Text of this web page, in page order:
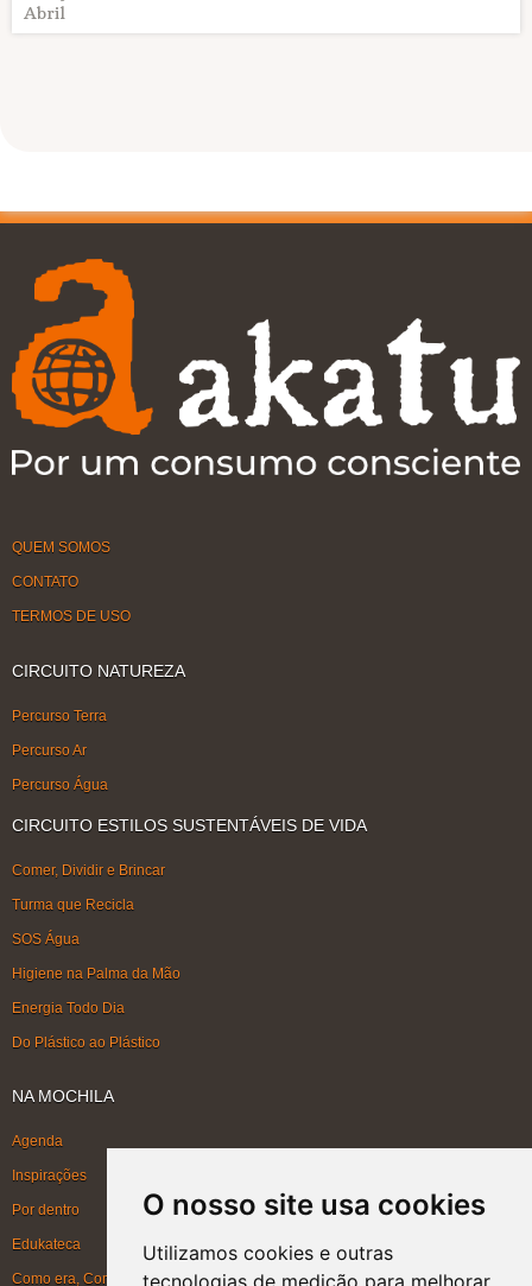
O nosso site usa cookies
Utilizamos cookies e outras
tecnologias de medição para melhorar
Abril
QUEM SOMOS
CONTATO
TERMOS DE USO
CIRCUITO NATUREZA
Percurso Terra
Percurso Ar
Percurso Água
CIRCUITO ESTILOS SUSTENTÁVEIS DE VIDA
Comer, Dividir e Brincar
Turma que Recicla
SOS Água
Higiene na Palma da Mão
Energia Todo Dia
Do Plástico ao Plástico
NA MOCHILA
Agenda
Inspirações
Por dentro
Edukateca
Como era, Como ficou, Como será